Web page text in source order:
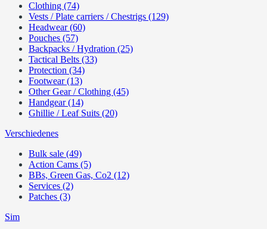
Clothing (74)
Vests / Plate carriers / Chestrigs (129)
Headwear (60)
Pouches (57)
Backpacks / Hydration (25)
Tactical Belts (33)
Protection (34)
Footwear (13)
Other Gear / Clothing (45)
Handgear (14)
Ghillie / Leaf Suits (20)
Verschiedenes
Bulk sale (49)
Action Cams (5)
BBs, Green Gas, Co2 (12)
Services (2)
Patches (3)
Sim